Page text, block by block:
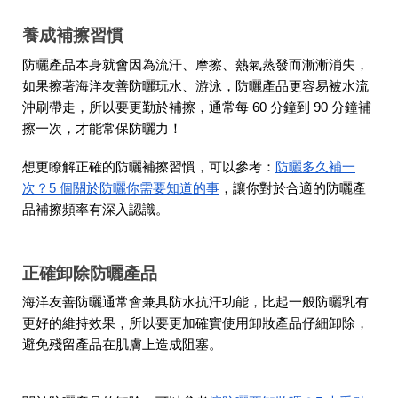
養成補擦習慣
防曬產品本身就會因為流汗、摩擦、熱氣蒸發而漸漸消失，
如果擦著海洋友善防曬玩水、游泳，防曬產品更容易被水流
沖刷帶走，所以要更勤於補擦，通常每 60 分鐘到 90 分鐘補
擦一次，才能常保防曬力！
想更瞭解正確的防曬補擦習慣，可以參考： 防曬多久補一
次？5 個關於防曬你需要知道的事 ，讓你對於合適的防曬產
品補擦頻率有深入認識。
正確卸除防曬產品
海洋友善防曬通常會兼具防水抗汗功能，比起一般防曬乳有
更好的維持效果，所以要更加確實使用卸妝產品仔細卸除，
避免殘留產品在肌膚上造成阻塞。